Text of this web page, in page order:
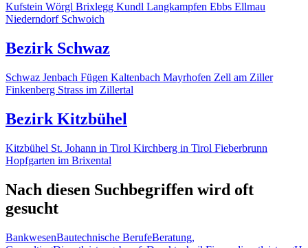
Kufstein Wörgl Brixlegg Kundl Langkampfen Ebbs Ellmau
Niederndorf Schwoich
Bezirk Schwaz
Schwaz Jenbach Fügen Kaltenbach Mayrhofen Zell am Ziller
Finkenberg Strass im Zillertal
Bezirk Kitzbühel
Kitzbühel St. Johann in Tirol Kirchberg in Tirol Fieberbrunn
Hopfgarten im Brixental
Nach diesen Suchbegriffen wird oft
gesucht
BankwesenBautechnische BerufeBeratung,